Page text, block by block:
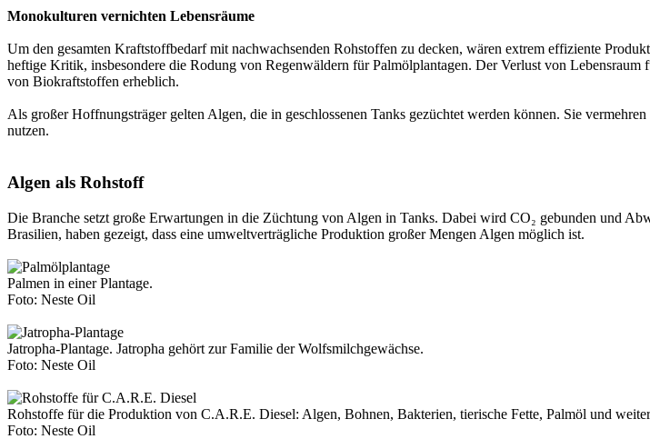
Monokulturen vernichten Lebensräume
Um den gesamten Kraftstoffbedarf mit nachwachsenden Rohstoffen zu decken, wären extrem effiziente
heftige Kritik, insbesondere die Rodung von Regenwäldern für Palmölplantagen. Der Verlust von
von Biokraftstoffen erheblich.
Als großer Hoffnungsträger gelten Algen, die in geschlossenen Tanks gezüchtet werden können. Sie
nutzen.
Algen als Rohstoff
Die Branche setzt große Erwartungen in die Züchtung von Algen in Tanks. Dabei wird CO₂ gebunden und
Brasilien, haben gezeigt, dass eine umweltverträgliche Produktion großer Mengen Algen möglich ist.
Palmen in einer Plantage.
Foto: Neste Oil
Jatropha-Plantage. Jatropha gehört zur Familie der Wolfsmilchgewächse.
Foto: Neste Oil
Rohstoffe für die Produktion von C.A.R.E. Diesel: Algen, Bohnen, Bakterien, tierische Fette, Palmöl und
Foto: Neste Oil